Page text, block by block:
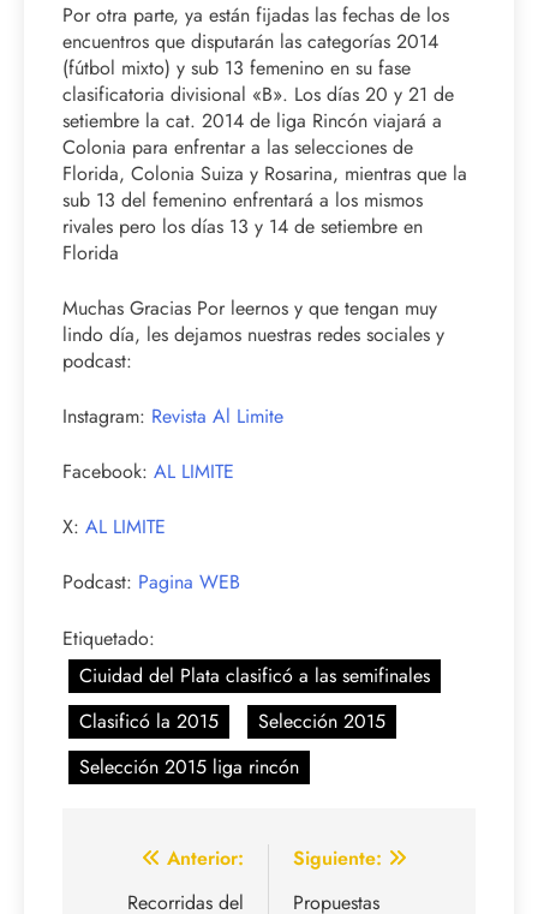
Por otra parte, ya están fijadas las fechas de los
encuentros que disputarán las categorías 2014
(fútbol mixto) y sub 13 femenino en su fase
clasificatoria divisional «B». Los días 20 y 21 de
setiembre la cat. 2014 de liga Rincón viajará a
Colonia para enfrentar a las selecciones de
Florida, Colonia Suiza y Rosarina, mientras que la
sub 13 del femenino enfrentará a los mismos
rivales pero los días 13 y 14 de setiembre en
Florida
Muchas Gracias Por leernos y que tengan muy
lindo día, les dejamos nuestras redes sociales y
podcast:
Instagram: Revista Al Limite
Facebook: AL LIMITE
X: AL LIMITE
Podcast: Pagina WEB
Etiquetado:
Ciuidad del Plata clasificó a las semifinales
Clasificó la 2015
Selección 2015
Selección 2015 liga rincón
Navegación
Anterior:
Recorridas del
Siguiente:
Propuestas